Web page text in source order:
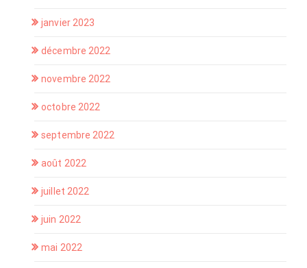
janvier 2023
décembre 2022
novembre 2022
octobre 2022
septembre 2022
août 2022
juillet 2022
juin 2022
mai 2022